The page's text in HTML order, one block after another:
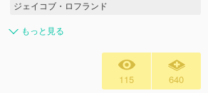
ジェイコブ・ロフランド
もっと見る
115 640